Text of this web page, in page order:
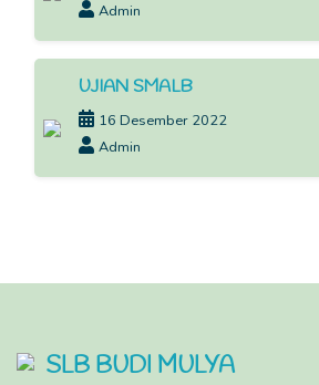
Admin
UJIAN SMALB
16 Desember 2022
Admin
SLB BUDI MULYA